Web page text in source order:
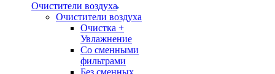
Очистители воздуха
Очистители воздуха
Очистка +
Увлажнение
Cо сменными
фильтрами
Без сменных